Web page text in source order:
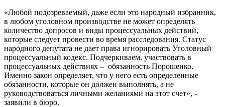
«Любой подозреваемый, даже если это народный избранник,
в любом уголовном производстве не может определять
количество допросов и виды процессуальных действий,
которые следует провести во время расследования. Статус
народного депутата не дает права игнорировать Уголовный
процессуальный кодекс. Подчеркиваем, участвовать в
процессуальных действиях – обязанность Порошенко.
Именно закон определяет, что у него есть определенные
обязанности, которые он должен выполнять, а не
руководствоваться личными желаниями на этот счет», -
заявили в бюро.